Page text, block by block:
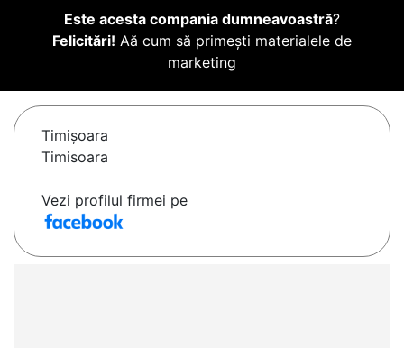
Este acesta compania dumneavoastră?
Felicitări! Aă cum să primești materialele de
marketing
Timişoara
Timisoara
Vezi profilul firmei pe